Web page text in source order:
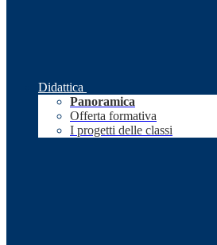
Didattica
Panoramica
Offerta formativa
I progetti delle classi